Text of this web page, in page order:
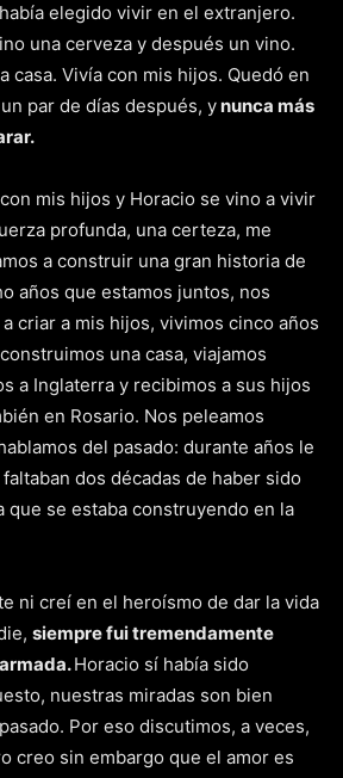
elegido vivir en el extranjero.
una cerveza y después un vino.
casa. Vivía con mis hijos. Quedó en
par de días después, ynunca más
mis hijos y Horacio se vino a vivir
profunda, una certeza, me
a construir una gran historia de
años que estamos juntos, nos
criar a mis hijos, vivimos cinco años
una casa, viajamos
a Inglaterra y recibimos a sus hijos
en Rosario. Nos peleamos
del pasado: durante años le
dos décadas de haber sido
que se estaba construyendo en la
ni creí en el heroísmo de dar la vida
siempre fui tremendamente
Horacio sí había sido
nuestras miradas son bien
Por eso discutimos, a veces,
creo sin embargo que el amor es